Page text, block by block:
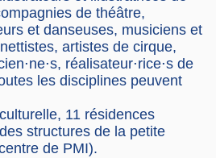
de théâtre,
et danseuses, musiciens et
artistes de cirque,
réalisateur⋅rice⋅s de
les disciplines peuvent
11 résidences
structures de la petite
de PMI).